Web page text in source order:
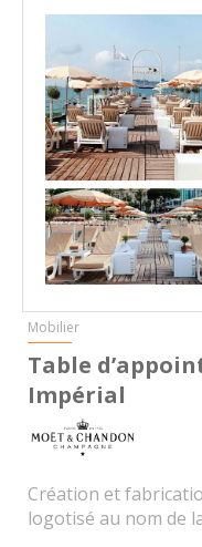
Mobilier
Table
Impérial
Création et
logotisé au nom de